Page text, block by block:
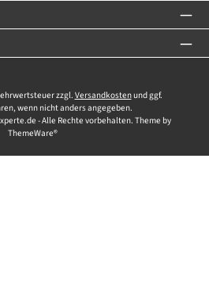
zzgl. Versandkostenund ggf.
wenn nicht anders angegeben.
- Alle Rechte vorbehalten. Theme by
ThemeWare®